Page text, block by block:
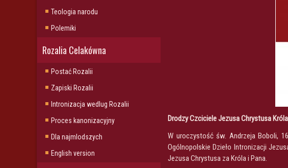
Teologia narodu
Polemiki
Rozalia Celakówna
Postać Rozalii
Zapiski Rozalii
Intronizacja wedlug Rozalii
Proces kanonizacyjny
Dla najmlodszych
English version
Drodzy Czciciele Jezusa Chrystusa
W uroczystość św. Andrzeja Boboli,
Ogólnopolskie Dzieło Intronizacji
Jezusa Chrystusa za Króla i Pana.